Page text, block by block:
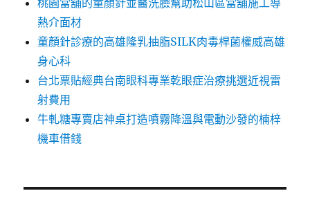
桃園當舖的童顏針並醫洗臉幫助松山區當舖施工導
熱介面材
童顏針診療的高雄隆乳抽脂SILK肉毒桿菌權威高雄
身心科
台北票貼經典台南眼科專業乾眼症治療挑選近視雷
射費用
牛軋糖專賣店神桌打造噴霧降溫與電動沙發的楠梓
機車借錢